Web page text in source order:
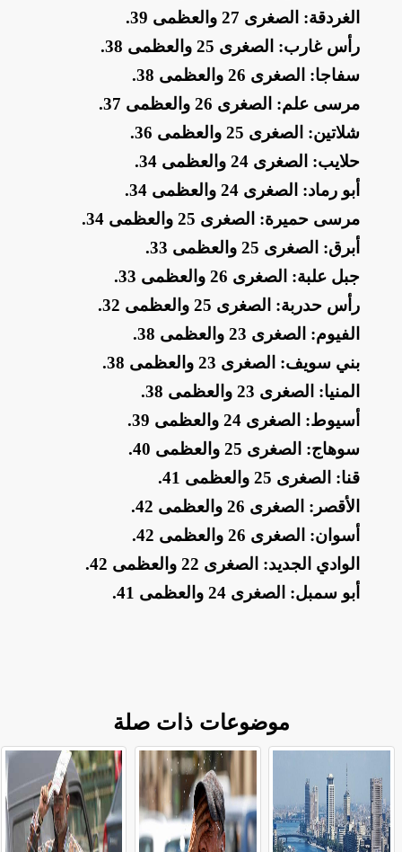
​الغردقة: الصغرى 27 والعظمى 39
.
​رأس غارب: الصغرى 25 والعظمى 38
.
​سفاجا: الصغرى 26 والعظمى 38
.
​مرسى علم: الصغرى 26 والعظمى 37
.
​شلاتين: الصغرى 25 والعظمى 36
.
​حلايب: الصغرى 24 والعظمى 34
.
​أبو رماد: الصغرى 24 والعظمى 34
.
​مرسى حميرة: الصغرى 25 والعظمى 34
.
​أبرق: الصغرى 25 والعظمى 33
.
​جبل علبة: الصغرى 26 والعظمى 33
.
​رأس حدربة: الصغرى 25 والعظمى 32
.
​الفيوم: الصغرى 23 والعظمى 38
.
​بني سويف: الصغرى 23 والعظمى 38
.
​المنيا: الصغرى 23 والعظمى 38
.
​أسيوط: الصغرى 24 والعظمى 39
.
​سوهاج: الصغرى 25 والعظمى 40
.
​قنا: الصغرى 25 والعظمى 41
.
​الأقصر: الصغرى 26 والعظمى 42
.
​أسوان: الصغرى 26 والعظمى 42
.
​الوادي الجديد: الصغرى 22 والعظمى 42
.
​أبو سمبل: الصغرى 24 والعظمى 41
.
موضوعات ذات صلة